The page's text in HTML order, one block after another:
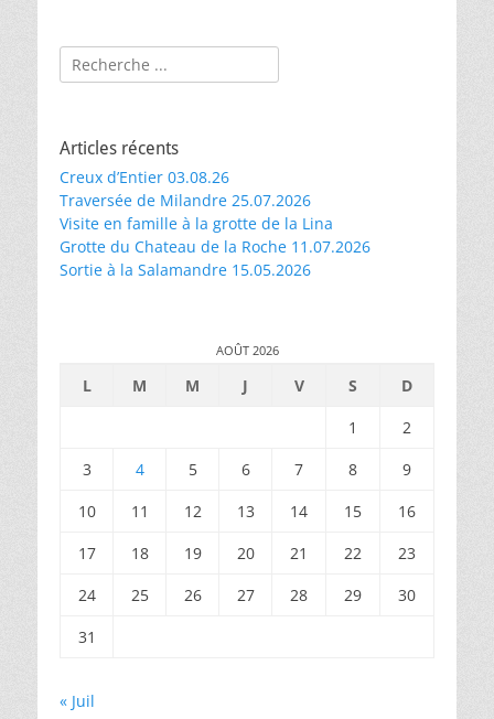
Rechercher :
Articles récents
Creux d’Entier 03.08.26
Traversée de Milandre 25.07.2026
Visite en famille à la grotte de la Lina
Grotte du Chateau de la Roche 11.07.2026
Sortie à la Salamandre 15.05.2026
AOÛT 2026
L M M J V S
D
1
2
3
4 5 6 7 8
9
10
11 12 13 14 15
16
17
18 19 20 21 22
23
24
25 26 27 28 29
30
31
« Juil